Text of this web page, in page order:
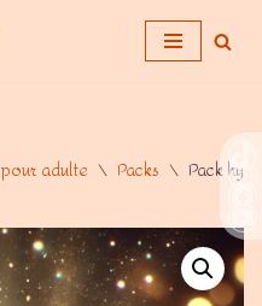
adulte \ Packs \ Pack